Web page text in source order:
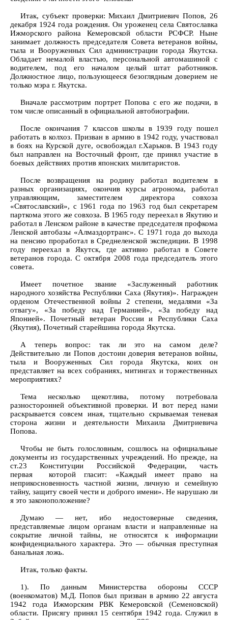
Итак, субъект проверки: Михаил Дмитриевич Попов, 26
декабря 1924 года рождения. Он уроженец села Святославка
Ижморского района Кемеровской области РСФСР. Ныне
занимает должность председателя Совета ветеранов войны,
тыла и Вооруженных Сил администрации города Якутска.
Обладает немалой властью, персональной автомашиной с
водителем, под его началом целый штат работников.
Должностное лицо, пользующееся безоглядным доверием не
только мэра г. Якутска.
Вначале рассмотрим портрет Попова с его же подачи, в
том числе описанный в официальной автобиографии.
После окончания 7 классов школы в 1939 году пошел
работать в колхоз. Призван в армию в 1942 году, участвовал
в боях на Курской дуге, освобождал г.Харьков. В 1943 году
был направлен на Восточный фронт, где принял участие в
боевых действиях против японских милитаристов.
После возвращения на родину работал водителем в
разных организациях, окончив курсы агронома, работал
управляющим, заместителем директора совхоза
«Святославский», с 1961 года по 1963 год был секретарем
парткома этого же совхоза. В 1965 году переехал в Якутию и
работал в Ленском районе в качестве председателя профкома
Ленской автобазы «Алмаздортранс». С 1971 года до выхода
на пенсию проработал в Среднеленской экспедиции. В 1998
году переехал в Якутск, где активно работал в Совете
ветеранов города. С октября 2008 года председатель этого
совета.
Имеет почетное звание «Заслуженный работник
народного хозяйства Республики Саха (Якутия)». Награжден
орденом Отечественной войны 2 степени, медалями «За
отвагу», «За победу над Германией», «За победу над
Японией». Почетный ветеран России и Республики Саха
(Якутия), Почетный старейшина города Якутска.
А теперь вопрос: так ли это на самом деле?
Действительно ли Попов достоин доверия ветеранов войны,
тыла и Вооруженных Сил города Якутска, коих он
представляет на всех собраниях, митингах и торжественных
мероприятиях?
Тема несколько щекотлива, потому потребовала
разносторонней объективной проверки. И вот перед нами
раскрывается совсем иная, тщательно скрываемая теневая
сторона жизни и деятельности Михаила Дмитриевича
Попова.
Чтобы не быть голословным, сошлюсь на официальные
документы из государственных учреждений. Но прежде, на
ст.23 Конституции Российской Федерации, часть
первая которой гласит: «Каждый имеет право на
неприкосновенность частной жизни, личную и семейную
тайну, защиту своей чести и доброго имени». Не нарушаю ли
я это законоположение?
Думаю — нет, ибо недостоверные сведения,
представляемые лицом органам власти и направленные на
сокрытие личной тайны, не относятся к информации
конфиденциального характера. Это — обычная преступная
банальная ложь.
Итак, только факты.
1). По данным Министерства обороны СССР
(военкоматов) М.Д. Попов был призван в армию 22 августа
1942 года Ижморским РВК Кемеровской (Семеновской)
области. Присягу принял 15 сентября 1942 года. Служил в